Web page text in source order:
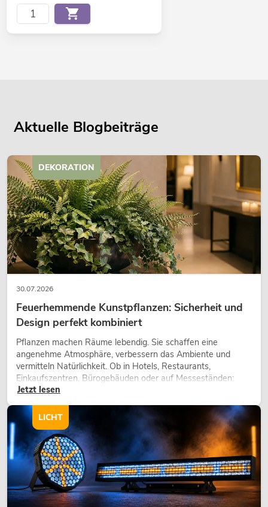
Aktuelle Blogbeiträge
30.07.2026
Feuerhemmende Kunstpflanzen: Sicherheit und
Design perfekt kombiniert
Pflanzen machen Räume lebendig. Sie schaffen eine
angenehme Atmosphäre, verbessern das Ambiente und
vermitteln Natürlichkeit. Ob in Hotels, Restaurants,
Einkaufszentren, Bürogebäuden oder auf Messeständen:
eine hochwertige Begrünung gehört heute längst zum
Jetzt lesen
DEKORATION
LICHT